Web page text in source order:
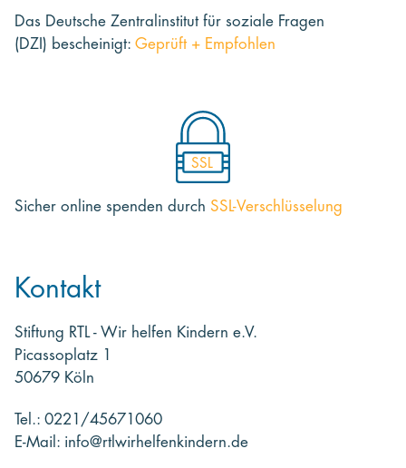
Das Deutsche Zentralinstitut für soziale Fragen
(DZI) bescheinigt: Geprüft + Empfohlen
SSL
Sicher online spenden durch SSL-Verschlüsselung
Kontakt
Stiftung RTL - Wir helfen Kindern e.V.
Picassoplatz 1
50679 Köln
Tel.: 0221/45671060
E-Mail: info@rtlwirhelfenkindern.de